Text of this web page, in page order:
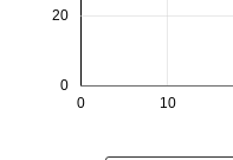
0 10
0
20